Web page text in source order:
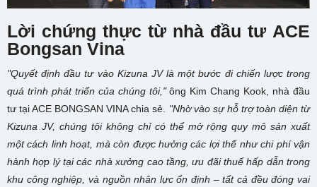
Lời chứng thực từ nhà đầu tư ACE
Bongsan Vina
"Quyết định đầu tư vào Kizuna JV là một bước đi chiến lược trong
quá trình phát triển của chúng tôi,"ông Kim Chang Kook, nhà đầu
tư tại ACE BONGSAN VINA chia sẻ. "Nhờ vào sự hỗ trợ toàn diện từ
Kizuna JV, chúng tôi không chỉ có thể mở rộng quy mô sản xuất
một cách linh hoạt, mà còn được hưởng các lợi thế như chi phí vận
hành hợp lý tại các nhà xưởng cao tầng, ưu đãi thuế hấp dẫn trong
khu công nghiệp, và nguồn nhân lực ổn định – tất cả đều đóng vai